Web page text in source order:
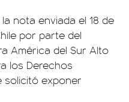
nota enviada el 18 de
por parte del
América del Sur Alto
los Derechos
solicitó exponer